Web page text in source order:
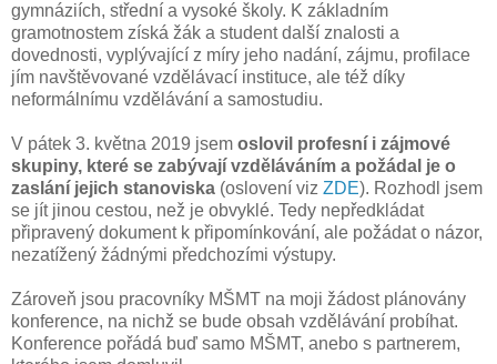
gymnáziích, střední a vysoké školy. K základním
gramotnostem získá žák a student další znalosti a
dovednosti, vyplývající z míry jeho nadání, zájmu, profilace
jím navštěvované vzdělávací instituce, ale též díky
neformálnímu vzdělávání a samostudiu.
V pátek 3. května 2019 jsem oslovil profesní i zájmové
skupiny, které se zabývají vzděláváním a požádal je o
zaslání jejich stanoviska (oslovení viz ZDE). Rozhodl jsem
se jít jinou cestou, než je obvyklé. Tedy nepředkládat
připravený dokument k připomínkování, ale požádat o názor,
nezatížený žádnými předchozími výstupy.
Zároveň jsou pracovníky MŠMT na moji žádost plánovány
konference, na nichž se bude obsah vzdělávání probíhat.
Konference pořádá buď samo MŠMT, anebo s partnerem,